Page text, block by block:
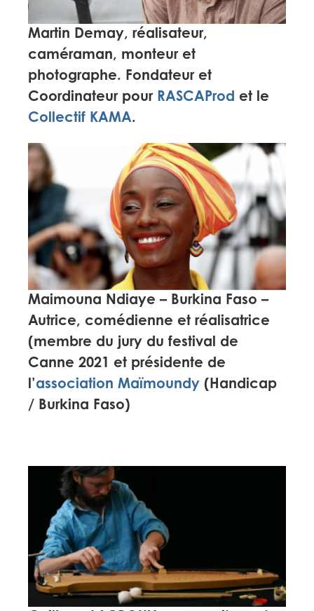
Martin Demay, réalisateur,
caméraman, monteur et
photographe. Fondateur et
Coordinateur pour RASCAProd et le
Collectif KAMA.
Maimouna Ndiaye– Burkina Faso –
Autrice, comédienne et réalisatrice
(membre du jury du festival de
Canne 2021 et présidente de
l’association Maïmoundy (Handicap
/ Burkina Faso)